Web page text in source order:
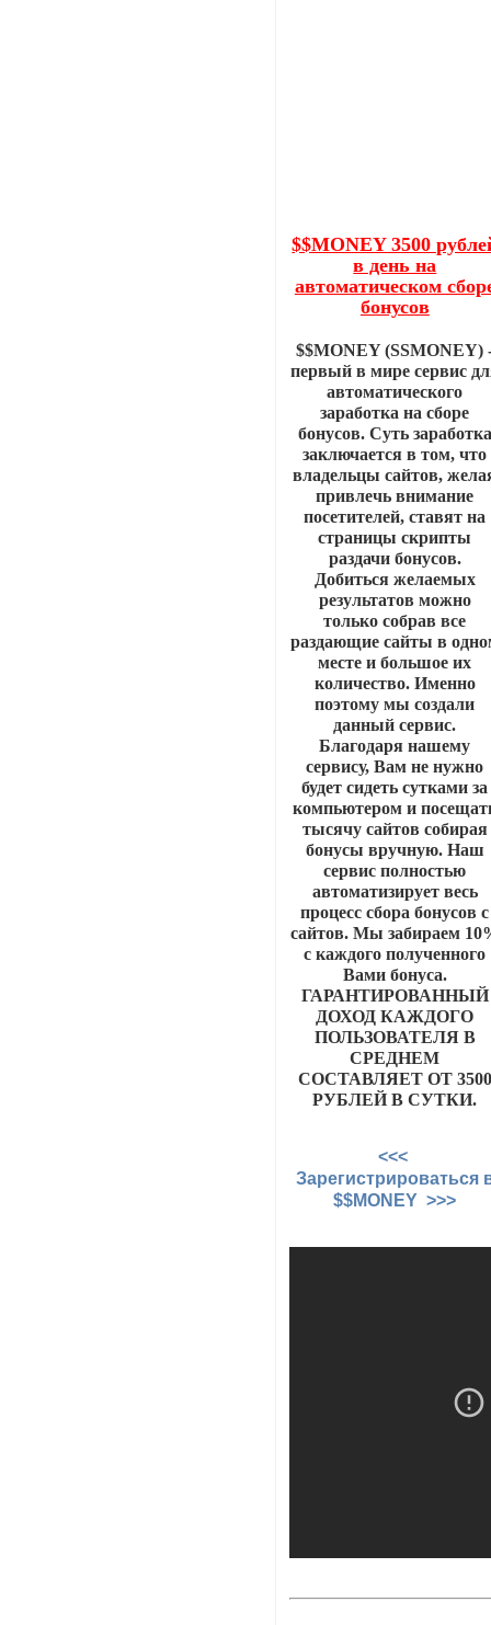
$$MONEY 3500
в день на
автоматическом
бонусов
$$MONEY (SSMONEY)
первый в мире сервис
автоматического
заработка на сборе
бонусов. Суть заработка
заключается в том, что
владельцы сайтов,
привлечь внимание
посетителей, ставят на
страницы скрипты
раздачи бонусов.
Добиться желаемых
результатов можно
только собрав все
раздающие сайты в
месте и большое их
количество. Именно
поэтому мы создали
данный сервис.
Благодаря нашему
сервису, Вам не нужно
будет сидеть сутками за
компьютером и
тысячу сайтов собирая
бонусы вручную. Наш
сервис полностью
автоматизирует весь
процесс сбора бонусов с
сайтов. Мы забираем
с каждого полученного
Вами бонуса.
ГАРАНТИРОВАННЫЙ
ДОХОД КАЖДОГО
ПОЛЬЗОВАТЕЛЯ В
СРЕДНЕМ
СОСТАВЛЯЕТ ОТ 3500
РУБЛЕЙ В СУТКИ.
<<<
Зарегистрироваться
$$MONEY >>>